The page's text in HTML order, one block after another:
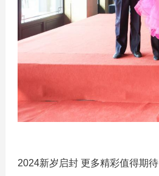
2024新岁启封 更多精彩值得期待